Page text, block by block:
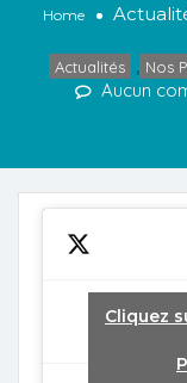
Home
Actualités , Nos
Aucun
Cliquez